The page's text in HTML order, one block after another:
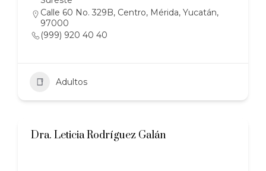
Calle 60 No. 329B, Centro, Mérida, Yucatán,
97000
(999) 920 40 40
Adultos
Dra. Leticia Rodríguez Galán